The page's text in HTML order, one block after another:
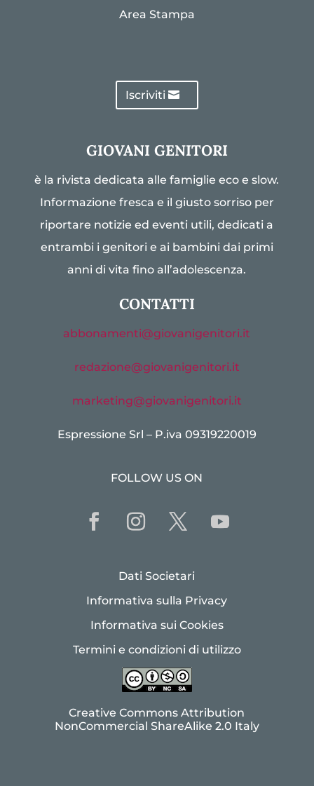
Area Stampa
Iscriviti
GIOVANI GENITORI
è la rivista dedicata alle famiglie eco e slow.
Informazione fresca e il giusto sorriso per
riportare notizie ed eventi utili, dedicati a
entrambi i genitori e ai bambini dai primi
anni di vita fino all’adolescenza.
CONTATTI
abbonamenti@giovanigenitori.it
redazione@giovanigenitori.it
marketing@giovanigenitori.it
Espressione Srl – P.iva 09319220019
FOLLOW US ON
Dati Societari
Informativa sulla Privacy
Informativa sui Cookies
Termini e condizioni di utilizzo
Creative Commons Attribution
NonCommercial ShareAlike 2.0 Italy